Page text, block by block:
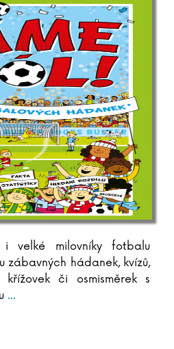
i velké milovníky fotbalu
zábavných hádanek, kvízů,
křížovek či osmisměrek s
...